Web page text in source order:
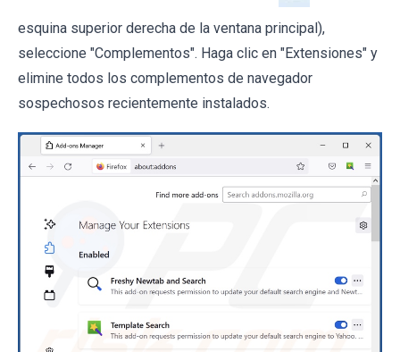
esquina superior derecha de la ventana principal),
seleccione "Complementos". Haga clic en "Extensiones" y
elimine todos los complementos de navegador
sospechosos recientemente instalados.